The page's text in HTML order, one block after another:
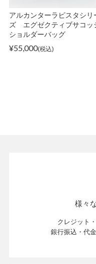
OUTLET
アルカンターラピスタシリ
ズ エグゼクティブサコッ
ショルダーバッグ
¥55,000 税込
様々
クレジット
銀行振込・代